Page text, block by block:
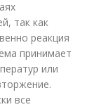
так как
реакция
принимает
или
все